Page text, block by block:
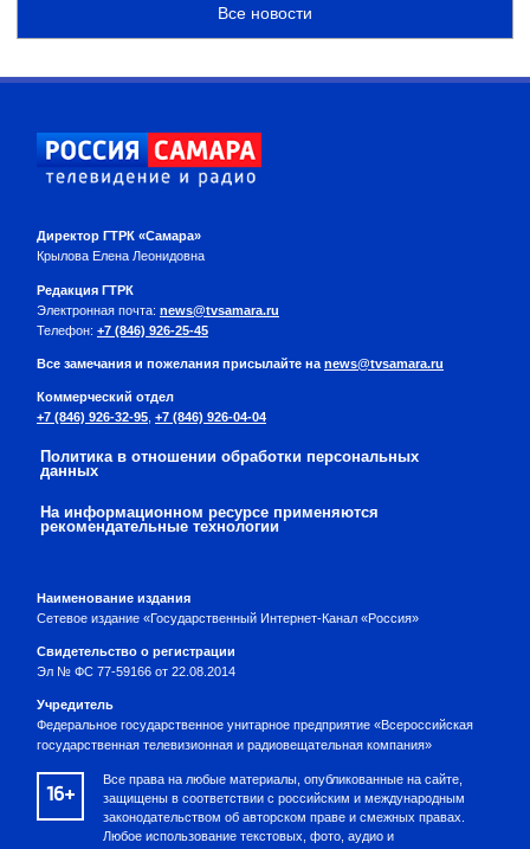
Все новости
Директор ГТРК «Самара»
Крылова Елена Леонидовна
Редакция ГТРК
Электронная почта: news@tvsamara.ru
Телефон: +7 (846) 926-25-45
Все замечания и пожелания присылайте на news@tvsamara.ru
Коммерческий отдел
+7 (846) 926-32-95 +7 (846) 926-04-04
Политика в отношении обработки персональных
данных
На информационном ресурсе применяются
рекомендательные технологии
Наименование издания
Сетевое издание «Государственный Интернет-Канал «Россия»
Свидетельство о регистрации
Эл № ФС 77-59166 от 22.08.2014
Учредитель
Федеральное государственное унитарное предприятие «Всероссийская
государственная телевизионная и радиовещательная компания»
16+
Все права на любые материалы, опубликованные на сайте,
защищены в соответствии с российским и международным
законодательством об авторском праве и смежных правах.
Любое использование текстовых, фото, аудио и